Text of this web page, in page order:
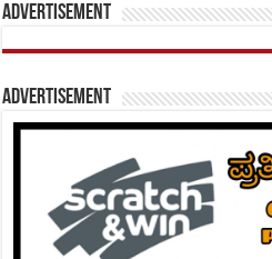
Advertisement
Advertisement